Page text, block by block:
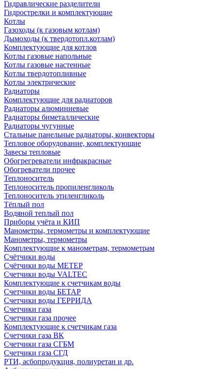
Гидравлические разделители
Гидрострелки и комплектующие
Котлы
Газоходы (к газовым котлам)
Дымоходы (к твердотопл.котлам)
Комплектующие для котлов
Котлы газовые напольные
Котлы газовые настенные
Котлы твердотопливные
Котлы электрические
Радиаторы
Комплектующие для радиаторов
Радиаторы алюминиевые
Радиаторы биметаллические
Радиаторы чугунные
Стальные панельные радиаторы, конвекторы
Тепловое оборудование, комплектующие
Завесы тепловые
Обогрегреватели инфракрасные
Обогреватели прочее
Теплоноситель
Теплоноситель пропиленгликоль
Теплоноситель этиленгликоль
Тёплый пол
Водяной теплый пол
Приборы учёта и КИП
Манометры, термометры и комплектующие
Манометры, термометры
Комплектующие к манометрам, термометрам
Счётчики воды
Счётчики воды МЕТЕР
Счетчики воды VALTEC
Комплектующие к счетчикам воды
Счетчики воды БЕТАР
Счетчики воды ГЕРРИДА
Счетчики газа
Счетчики газа прочее
Комплектующие к счетчикам газа
Счетчики газа ВК
Счетчики газа СГБМ
Счетчики газа СГД
РТИ, асбопродукция, полиуретан и др.